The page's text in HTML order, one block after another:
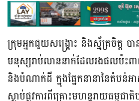
ក្រុមអ្នកជួយសង្គ្រោះ និងស្ម័គ្រចិត្ត
មនុស្សរាប់លាននាក់ដែលរងផលប៉ះ
និងបំណាក់ដី ក្នុងផ្នែកនានានៃតំបន់
ស្លាប់ផ្លូវការពីគ្រោះមហន្តរាយធម្មជ